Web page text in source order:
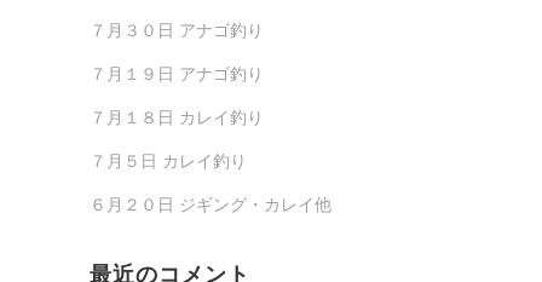
７月３０日 アナゴ釣り
７月１９日 アナゴ釣り
７月１８日 カレイ釣り
７月５日 カレイ釣り
６月２０日 ジギング・カレイ他
最近のコメント